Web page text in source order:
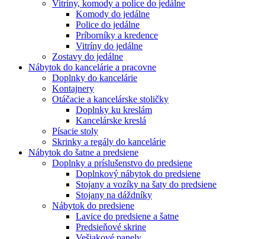
Vitríny, komody a police do jedálne
Komody do jedálne
Police do jedálne
Príborníky a kredence
Vitríny do jedálne
Zostavy do jedálne
Nábytok do kancelárie a pracovne
Doplnky do kancelárie
Kontajnery
Otáčacie a kancelárske stoličky
Doplnky ku kreslám
Kancelárske kreslá
Písacie stoly
Skrinky a regály do kancelárie
Nábytok do šatne a predsiene
Doplnky a príslušenstvo do predsiene
Doplnkový nábytok do predsiene
Stojany a vozíky na šaty do predsiene
Stojany na dáždníky
Nábytok do predsiene
Lavice do predsiene a šatne
Predsieňové skrine